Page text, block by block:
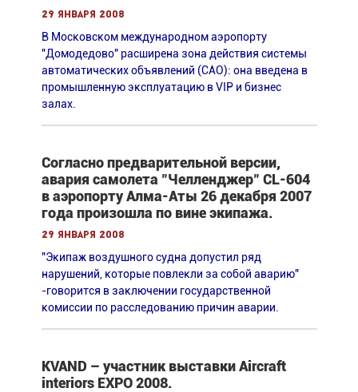
29 января 2008
В Московском международном аэропорту
"Домодедово" расширена зона действия системы
автоматических объявлений (САО): она введена в
промышленную эксплуатацию в VIP и бизнес
залах.
Согласно предварительной версии,
авария самолета "Челленджер" CL-604
в аэропорту Алма-Аты 26 декабря 2007
года произошла по вине экипажа.
29 января 2008
"Экипаж воздушного судна допустил ряд
нарушений, которые повлекли за собой аварию"
-говорится в заключении государственной
комиссии по расследованию причин аварии.
KVAND – участник выставки Aircraft
interiors EXPO 2008.